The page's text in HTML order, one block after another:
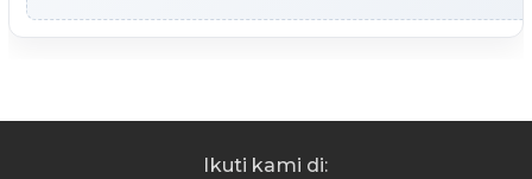
Ikuti kami di: